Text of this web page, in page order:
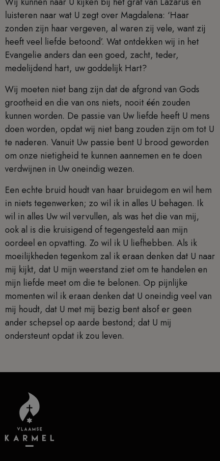
luisteren naar wat U zegt over Magdalena: ‘Haar
zonden zijn haar vergeven, al waren zij vele, want zij
heeft veel liefde betoond’. Wat ontdekken wij in het
Evangelie anders dan een goed, zacht, teder,
medelijdend hart, uw goddelijk Hart?
Wij moeten niet bang zijn dat de afgrond van Gods
grootheid en die van ons niets, nooit één zouden
kunnen worden. De passie van Uw liefde heeft U mens
doen worden, opdat wij niet bang zouden zijn om tot U
te naderen. Vanuit Uw passie bent U brood geworden
om onze nietigheid te kunnen aannemen en te doen
verdwijnen in Uw oneindig wezen.
Een echte bruid houdt van haar bruidegom en wil hem
in niets tegenwerken; zo wil ik in alles U behagen. Ik
wil in alles Uw wil vervullen, als was het die van mij,
ook al is die kruisigend of tegengesteld aan mijn
oordeel en opvatting. Zo wil ik U liefhebben. Als ik
moeilijkheden tegenkom zal ik eraan denken dat U naar
mij kijkt, dat U mijn weerstand ziet om te handelen en
mijn liefde meet om die te belonen. Op pijnlijke
momenten wil ik eraan denken dat U oneindig veel van
mij houdt, dat U met mij bezig bent alsof er geen
ander schepsel op aarde bestond; dat U mij
ondersteunt opdat ik zou leven.